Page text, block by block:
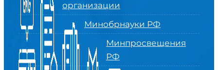
организации
Минобрнауки РФ
Минпросвещения
РФ